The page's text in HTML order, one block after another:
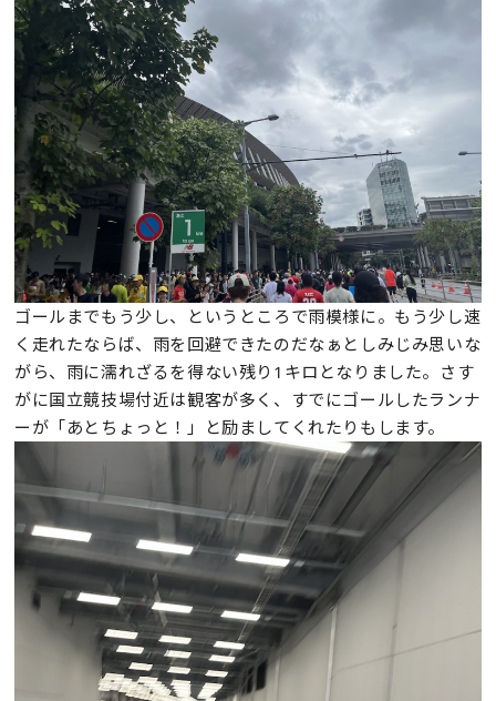
ゴールまでもう少し、というところで雨模様に。もう少し速
く走れたならば、雨を回避できたのだなぁとしみじみ思いな
がら、雨に濡れざるを得ない残り1キロとなりました。さす
がに国立競技場付近は観客が多く、すでにゴールしたランナ
ーが「あとちょっと！」と励ましてくれたりもします。